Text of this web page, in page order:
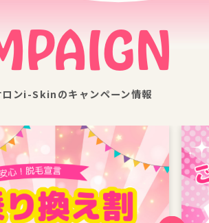
ロンi-Skinのキャンペーン情報